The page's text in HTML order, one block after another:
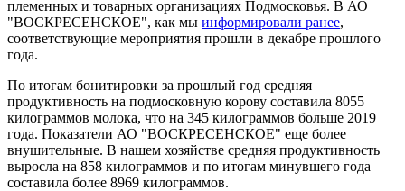
племенных и товарных организациях Подмосковья. В АО
"ВОСКРЕСЕНСКОЕ", как мы информировали ранее,
соответствующие мероприятия прошли в декабре прошлого
года.
По итогам бонитировки за прошлый год средняя
продуктивность на подмосковную корову составила 8055
килограммов молока, что на 345 килограммов больше 2019
года. Показатели АО "ВОСКРЕСЕНСКОЕ" еще более
внушительные. В нашем хозяйстве средняя продуктивность
выросла на 858 килограммов и по итогам минувшего года
составила более 8969 килограммов.